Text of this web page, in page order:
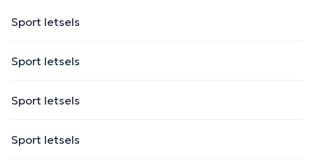
Sport letsels
Sport letsels
Sport letsels
Sport letsels